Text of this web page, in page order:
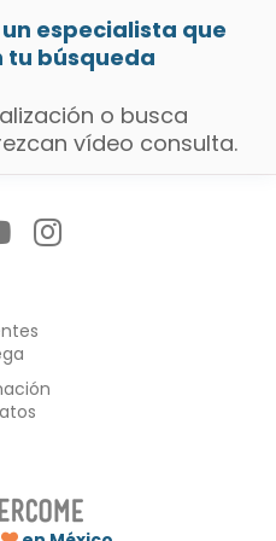
especialista que
tu búsqueda
o busca
vídeo consulta.